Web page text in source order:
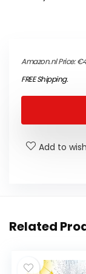
Amazon.nl Price:€
FREE Shipping.
Add to
Related